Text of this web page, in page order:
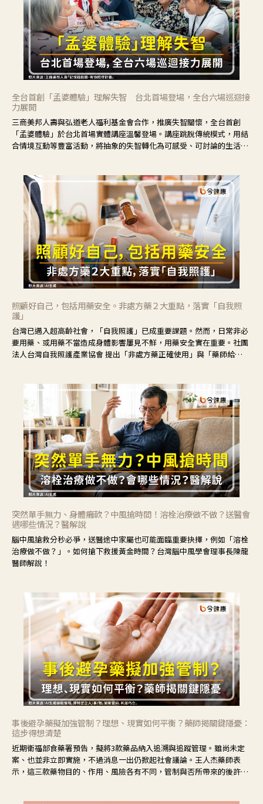
全台首創「孟婆體驗」理解失智 台北首場登場，全台六場巡迴接
力展開
三商美邦人壽與弘道老人福利基金會合作，推廣失智關懷，全台首創
「孟婆體驗」於台北首場實體講座溫馨登場。講座跳脫傳統模式，用結
合情境互動等豐富活動，將抽象的失智轉化為可感受、可討論的生活情
照顧好自己，包括用藥安全。非處方藥２大重點，落實「自我照
護」
台灣已邁入超高齡社會，「自我照護」已成重要課題。然而，日常非必
要用藥、或用藥不當造成身體影響屢見不鮮，用藥安全實在重要。社團
法人台灣自我照護產業協會 提出「非處方藥正確使用」與「藥師給
突然單手無力、身體癱軟？中風搶時間！溶栓治療做不做？送醫會
遇哪些情況？醫解說
腦中風搶救分秒必爭，送醫途中家屬也可能面臨重要抉擇，例如「溶栓
治療做不做？」。如何搶下救援黃金時間？台灣腦中風學會理事長陳龍
醫師解說！
事後避孕藥擬加強管制？理想、現實如何平衡？藥師揭關鍵隱憂：
這步得想清楚
近期衛福部食藥署預告，擬將3款藥品納入追溯與追蹤管理。雖尚未定
案、也並非立即實施，不過消息一出仍掀起社會議論。王人杰藥師表
示，這三款藥物目的、作用、風險各有不同，管制與否所帶來的後許影